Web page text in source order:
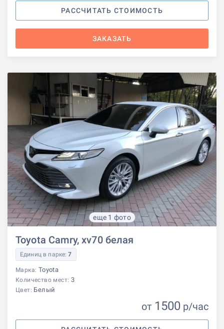
РАССЧИТАТЬ СТОИМОСТЬ
ЗАКАЗАТЬ
еще 1 фото
Toyota Camry, xv70 белая
Единиц в парке:7
Марка: Toyota
Количество мест: 3
Цвет: Белый
от 1500 р/час